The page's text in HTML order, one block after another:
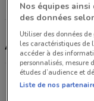
Acuitis,
Promotions des
Nos équipes
des données
Utiliser des données
les caractéristiques de
accéder à des
personnalisés, mesure
études d’audience et
Liste de nos